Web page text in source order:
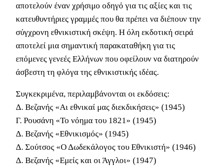
αποτελούν έναν χρήσιμο οδηγό για τις αξίες και τις
κατευθυντήριες γραμμές που θα πρέπει να διέπουν την
σύγχρονη εθνικιστική σκέψη. Η όλη εκδοτική σειρά
αποτελεί μια σημαντική παρακαταθήκη για τις
επόμενες γενεές Ελλήνων που οφείλουν να διατηρούν
άσβεστη τη φλόγα της εθνικιστικής ιδέας.
Συγκεκριμένα, περιλαμβάνονται οι εκδόσεις:
Δ. Βεζανής «Αι εθνικαί μας διεκδικήσεις» (1945)
Γ. Ρουσάνη «Το νόημα του 1821» (1945)
Δ. Βεζανής «Εθνικισμός» (1945)
Δ. Σούτσος «Ο Δωδεκάλογος του Εθνικιστή» (1946)
Δ. Βεζανής «Εμείς και οι Άγγλοι» (1947)